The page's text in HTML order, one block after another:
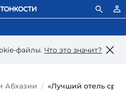
файлы. Что это значит?
Абхазии «Лучший отель